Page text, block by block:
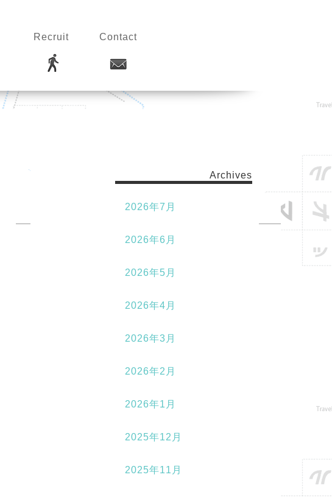
Recruit Contact
Archives
2026年7月
2026年6月
2026年5月
2026年4月
2026年3月
2026年2月
2026年1月
2025年12月
2025年11月